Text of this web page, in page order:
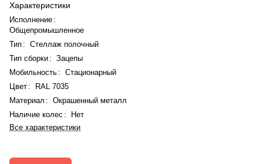
Характеристики
Исполнение :
Общепромышленное
Тип : Стеллаж полочный
Тип сборки: Зацепы
Мобильность : Стационарный
Цвет :
RAL 7035
Материал : Окрашенный металл
Наличие колес :
Нет
Все характеристики